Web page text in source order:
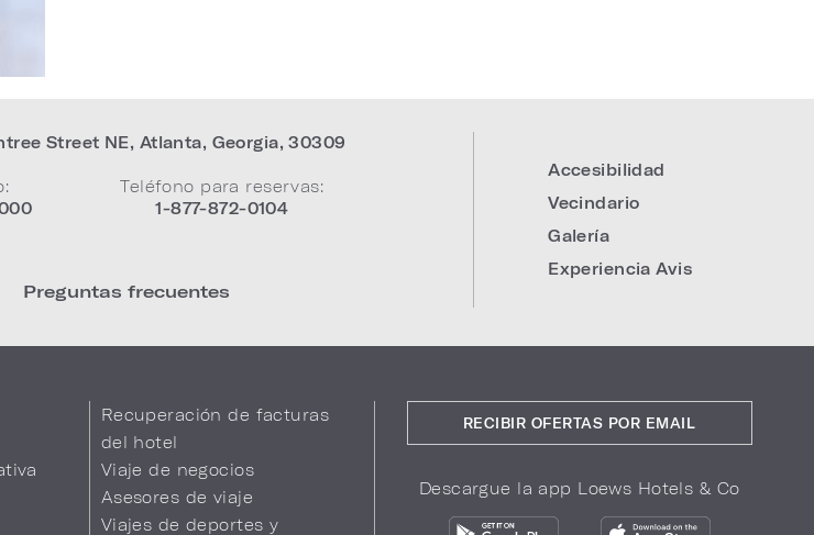
Street NE, Atlanta, Georgia,30309
Teléfono para reservas:
1-877-872-0104
Preguntas frecuentes
Accesibilidad
Vecindario
Galería
Experiencia Avis
Recuperación de facturas
del hotel
Viaje de negocios
Asesores de viaje
Viajes de deportes y
RECIBIR OFERTAS POR EMAIL
Descargue la app Loews Hotels & Co